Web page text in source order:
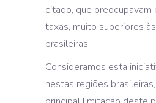
citado, que preocupavam
taxas, muito superiores
brasileiras.
Consideramos esta
nestas regiões